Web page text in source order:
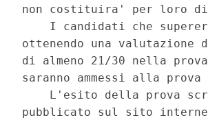
non costituira' per loro
I candidati che
ottenendo una
di almeno 21/30 nella
saranno ammessi alla
L'esito della prova
pubblicato sul sito